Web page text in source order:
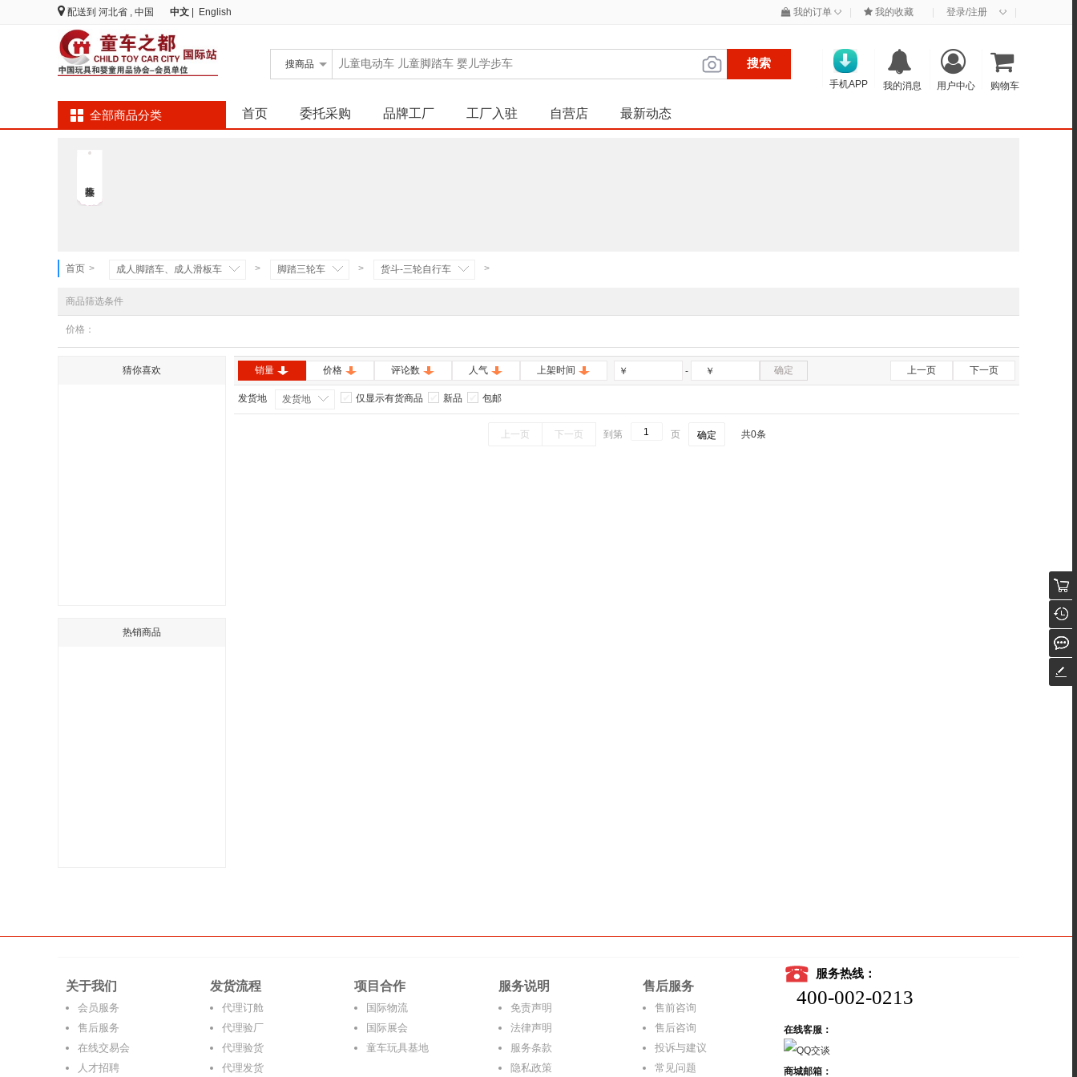
配送到 河北省 , 中国 中文 English 我的订单 ◇ 我的收藏 登录/注册 ◇
搜商品 搜索
购物车
用户中心
我的消息
手机APP
全部商品分类 首页 委托采购 品牌工厂 工厂入驻 自营店 最新动态
首页 > 成人脚踏车、成人滑板车 > 脚踏三轮车 > 货斗-三轮自行车 >
商品筛选条件
价格：
猜你喜欢
热销商品
销量 价格 评论数 人气 上架时间 ￥ ￥
- 确定 上一页 下一页
发货地 发货地 仅显示有货商品 新品 包邮
上一页 下一页 到第 页 确定 共0条
关于我们
会员服务
售后服务
在线交易会
人才招聘
发货流程
代理订舱
代理验厂
代理验货
代理发货
项目合作
国际物流
国际展会
童车玩具基地
服务说明
免责声明
法律声明
服务条款
隐私政策
售后服务
售前咨询
售后咨询
投诉与建议
常见问题
服务热线：
400-002-0213
在线客服：
商城邮箱：